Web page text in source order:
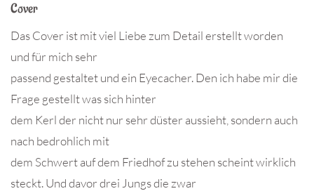
Cover
Das Cover ist mit viel Liebe zum Detail erstellt worden
und für mich sehr
passend gestaltet und ein Eyecacher. Den ich habe mir die
Frage gestellt was sich hinter
dem Kerl der nicht nur sehr düster aussieht, sondern auch
nach bedrohlich mit
dem Schwert auf dem Friedhof zu stehen scheint wirklich
steckt. Und davor drei Jungs die zwar